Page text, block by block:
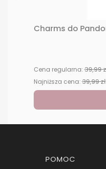
Charms do
Cena regularna: 39,99
Najniższa cena: 39,99 zł
Linki w
POMOC